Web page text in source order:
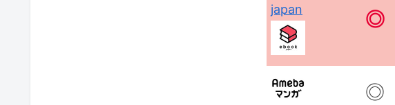
japan
◎
◎